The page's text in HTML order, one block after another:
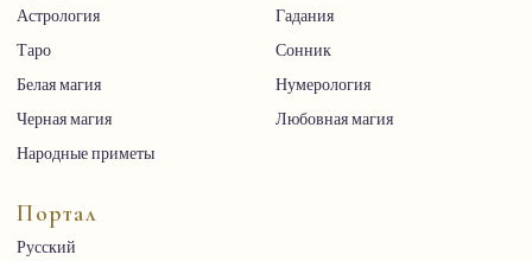
Астрология
Гадания
Таро
Сонник
Белая магия
Нумерология
Черная магия
Любовная магия
Народные приметы
Портал
Русский